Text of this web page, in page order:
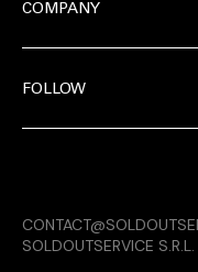
COMPANY
FOLLOW
SOLDOUTSERVICE